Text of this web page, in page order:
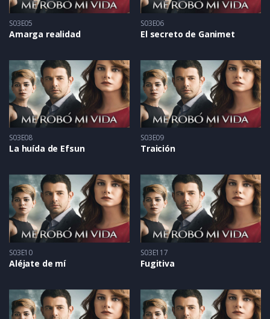
S03E05
Amarga realidad
S03E06
El secreto de Ganimet
S03E08
La huída de Efsun
S03E09
Traición
S03E10
Aléjate de mí
S03E117
Fugitiva